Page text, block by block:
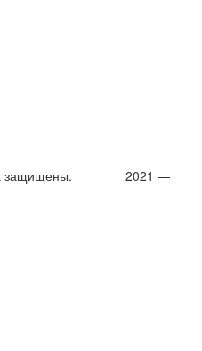
защищены. 2021 —